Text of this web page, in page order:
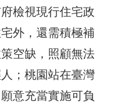
檢視現行住宅政
外，還需積極補
空缺，照顧無法
；桃園站在臺灣
意充當實施可負